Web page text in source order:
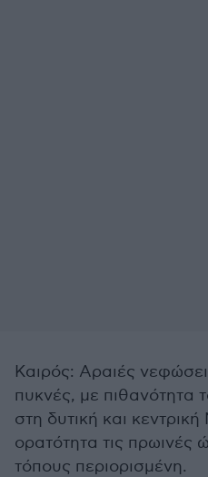
Καιρός: Aραιές
πυκνές, με πιθανότητα
στη δυτική και
ορατότητα τις πρωινές
τόπους περιορισμένη.